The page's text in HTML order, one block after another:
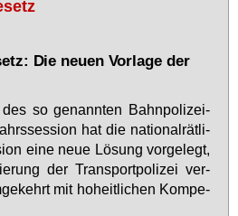
Die neuen Vorlage der
so ge­nann­ten Bahn­po­li­zei­
hat die na­tio­nal­rät­li­
ei­ne neue Lö­sung vor­ge­legt,
der Trans­port­po­li­zei ver­
mit ho­heit­li­chen Kom­pe­